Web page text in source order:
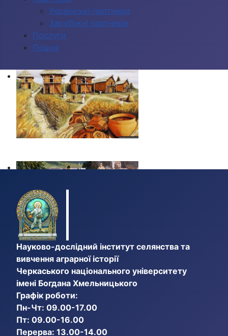
Українські партнери
Зарубіжні партнери
Послуги
Пошук
Науково-дослідний інститут селянства та
вивчення аграрної історії
Черкаського національного університету
імені Богдана Хмельницького
Графік роботи:
Пн-Чт: 09.00-17.00
Пт: 09.00-16.00
Перерва: 13.00-14.00